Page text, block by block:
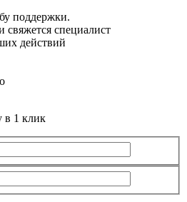
поддержки.
свяжется специалист
действий
в 1 клик